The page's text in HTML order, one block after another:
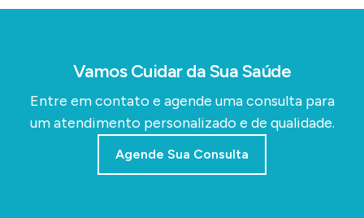
Vamos Cuidar da Sua Saúde
Entre em contato e agende uma consulta para
um atendimento personalizado e de qualidade.
Agende Sua Consulta